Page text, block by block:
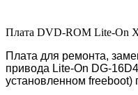
Плата DVD-ROM Lite-On
Плата для ремонта,
привода Lite-On DG-
установленном freeboot)